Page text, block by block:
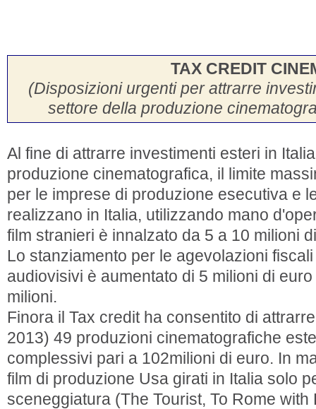
TAX CREDIT
(Disposizioni urgenti per attrarre
settore della produzione
Al fine di attrarre investimenti esteri in
produzione cinematografica, il limite
per le imprese di produzione esecutiva e
realizzano in Italia, utilizzando mano
film stranieri è innalzato da 5 a 10 milioni
Lo stanziamento per le agevolazioni
audiovisivi è aumentato di 5 milioni di
milioni.
Finora il Tax credit ha consentito di
2013) 49 produzioni cinematografiche
complessivi pari a 102milioni di euro. In
film di produzione Usa girati in Italia solo
sceneggiatura (The Tourist, To Rome